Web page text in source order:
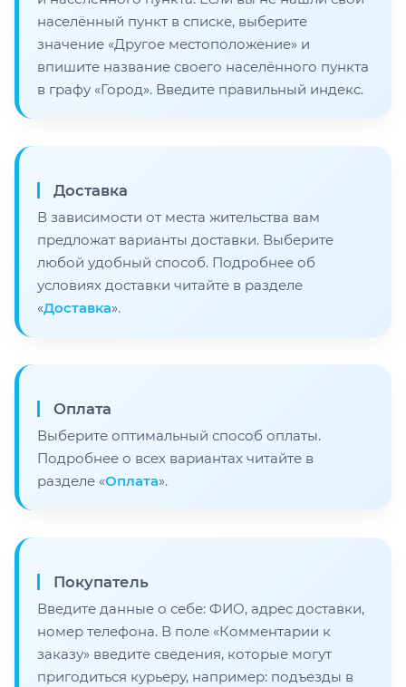
населённый пункт в списке, выберите
значение «Другое местоположение» и
впишите название своего населённого пункта
в графу «Город». Введите правильный индекс.
Доставка
В зависимости от места жительства вам
предложат варианты доставки. Выберите
любой удобный способ. Подробнее об
условиях доставки читайте в разделе
«Доставка».
Оплата
Выберите оптимальный способ оплаты.
Подробнее о всех вариантах читайте в
разделе «Оплата».
Покупатель
Введите данные о себе: ФИО, адрес доставки,
номер телефона. В поле «Комментарии к
заказу» введите сведения, которые могут
пригодиться курьеру, например: подъезды в